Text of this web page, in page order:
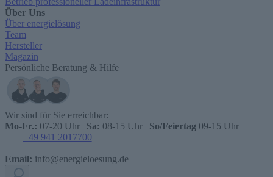
Über Uns
Über energielösung
Team
Hersteller
Magazin
Persönliche Beratung & Hilfe
Wir sind für Sie erreichbar:
Mo-Fr.: 07-20 Uhr | Sa: 08-15 Uhr | So/Feiertag 09-15 Uhr
+49 941 2017700
Email: info@energieloesung.de